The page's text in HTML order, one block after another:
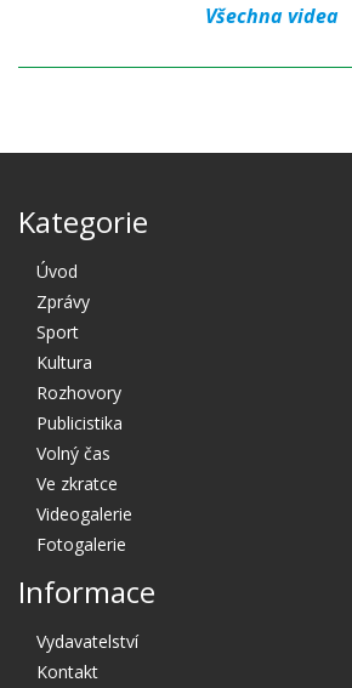
Všechna videa
Kategorie
Úvod
Zprávy
Sport
Kultura
Rozhovory
Publicistika
Volný čas
Ve zkratce
Videogalerie
Fotogalerie
Informace
Vydavatelství
Kontakt